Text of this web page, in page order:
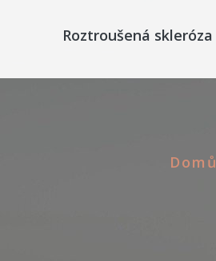
Roztroušená skleróza
Domů